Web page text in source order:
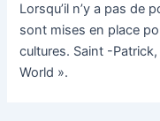
Lorsqu’il n’y a pas de
sont mises en place
cultures. Saint -
World ».